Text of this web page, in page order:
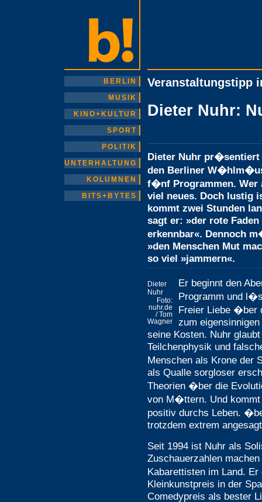
BERLIN
MUSIK
KINO+KULTUR
SPORT
POLITIK
UNTERHALTUNG
KOLUMNEN
BITS+BYTES
Veranstaltungstipp
Dieter Nuhr:
Dieter Nuhr pr�sentiert
den Berliner
f�nf Programmen. Wer
viel neues. Doch lustig
kommt zwei Stunden
sagt er: »der rote
erkennbar«. Dennoch
»den Menschen Mut
so viel »jammern«.
Dieter
Nuhr
Foto:
nuhr.de
/ Tom
Wagner
Er beginnt den
Programm und
Freier Liebe �ber
zum
seine Kosten. Nuhr
Teilchenphysik und
Menschen als Krone der
als Qualle sorgloser
Theorien �ber die
von M�ttern. Und
positiv durchs Leben.
trotzdem extrem
Seit 1994 ist Nuhr als
Zuschauerzahlen
Kabarettisten im Land.
Kleinkunstpreis in der
Comedypreis als bester